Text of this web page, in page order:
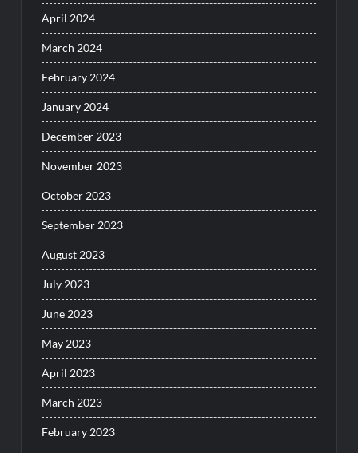
April 2024
March 2024
February 2024
January 2024
December 2023
November 2023
October 2023
September 2023
August 2023
July 2023
June 2023
May 2023
April 2023
March 2023
February 2023